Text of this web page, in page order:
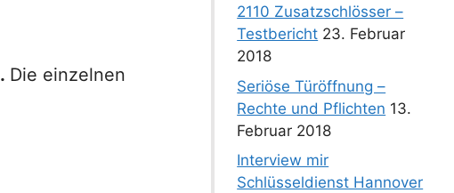
. Die einzelnen
2110 Zusatzschlösser –
Testbericht 23. Februar
2018
Seriöse Türöffnung –
Rechte und Pflichten 13.
Februar 2018
Interview mir
Schlüsseldienst Hannover